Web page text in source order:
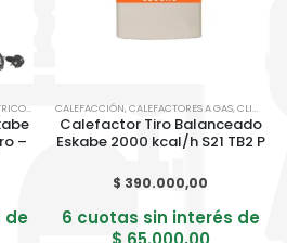
CLIMATIZACION
–
de
CALEFACCIÓN,CALEFACTORES A GAS,CLIMATIZACION
Calefactor Tiro Balanceado
Eskabe 2000 kcal/h S21 TB2 P
$ 390.000,00
6 cuotas sin interés de